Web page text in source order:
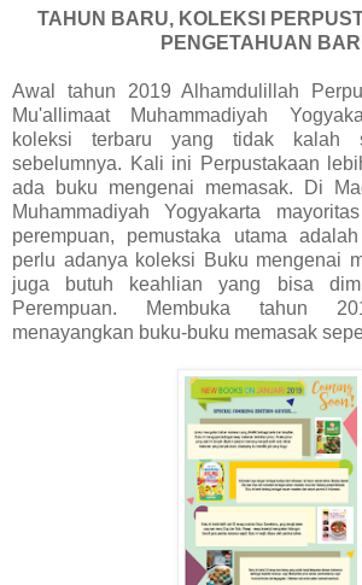
TAHUN BARU, KOLEKSI
PENGETAHUAN
Awal tahun 2019 Alhamdulillah
Mu'allimaat Muhammadiyah
koleksi terbaru yang tidak kalah
sebelumnya. Kali ini Perpustakaan
ada buku mengenai memasak. Di
Muhammadiyah Yogyakarta
perempuan, pemustaka utama
perlu adanya koleksi Buku mengenai
juga butuh keahlian yang bisa
Perempuan. Membuka tahun
menayangkan buku-buku memasak